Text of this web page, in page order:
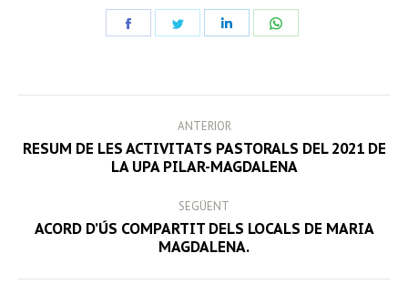
NAVIGATION
ANTERIOR
Previous
RESUM DE LES ACTIVITATS PASTORALS DEL 2021 DE
LA UPA PILAR-MAGDALENA
SEGÜENT
Next
ACORD D’ÚS COMPARTIT DELS LOCALS DE MARIA
MAGDALENA.